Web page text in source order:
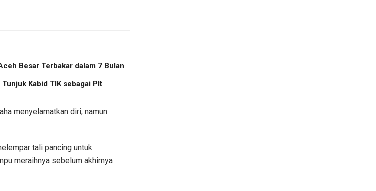
Besar Terbakar dalam 7 Bulan
Kabid TIK sebagai Plt
menyelamatkan diri, namun
tali pancing untuk
meraihnya sebelum akhirnya